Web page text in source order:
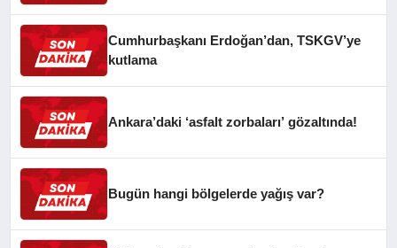
Cumhurbaşkanı Erdoğan’dan, TSKGV’ye
kutlama
Ankara’daki ‘asfalt zorbaları’ gözaltında!
Bugün hangi bölgelerde yağış var?